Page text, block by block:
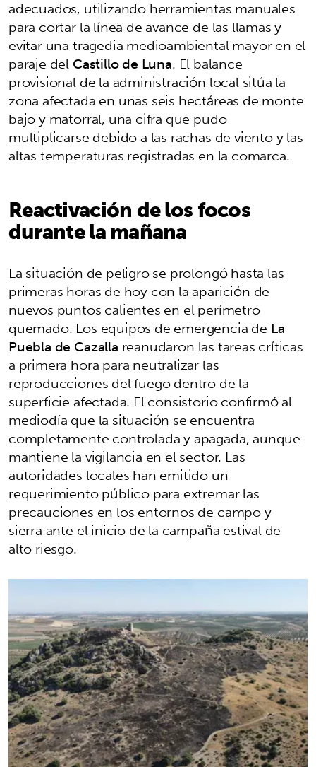
adecuados, utilizando herramientas manuales
para cortar la línea de avance de las llamas y
evitar una tragedia medioambiental mayor en el
paraje delCastillo de Luna. El balance
provisional de la administración local sitúa la
zona afectada en unas seis hectáreas de monte
bajo y matorral, una cifra que pudo
multiplicarse debido a las rachas de viento y las
altas temperaturas registradas en la comarca.
Reactivación de los focos
durante la mañana
La situación de peligro se prolongó hasta las
primeras horas de hoy con la aparición de
nuevos puntos calientes en el perímetro
quemado. Los equipos de emergencia de La
Puebla de Cazalla reanudaron las tareas críticas
a primera hora para neutralizar las
reproducciones del fuego dentro de la
superficie afectada. El consistorio confirmó al
mediodía que la situación se encuentra
completamente controlada y apagada, aunque
mantiene la vigilancia en el sector. Las
autoridades locales han emitido un
requerimiento público para extremar las
precauciones en los entornos de campo y
sierra ante el inicio de la campaña estival de
alto riesgo.